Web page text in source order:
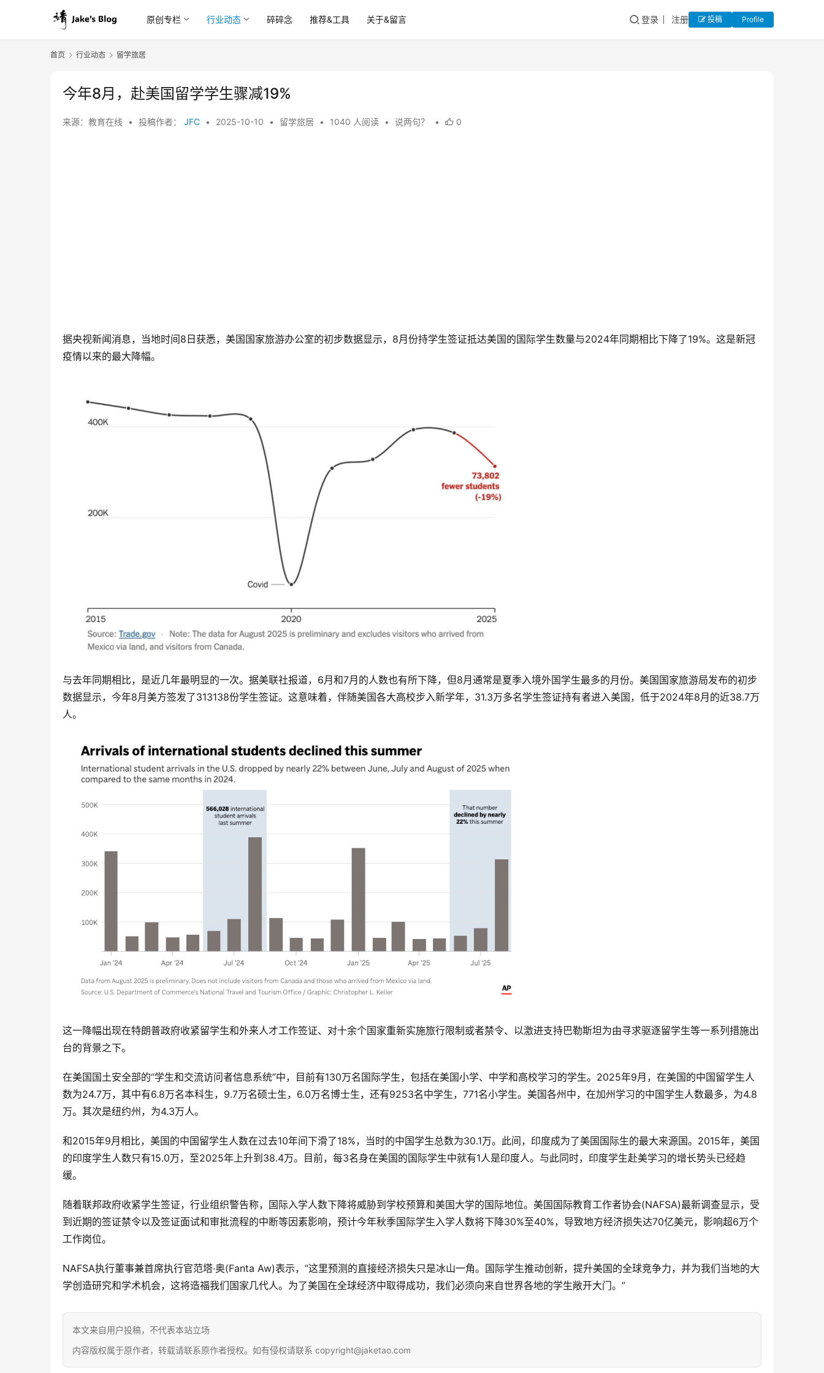
原创专栏 行业动态 碎碎念 推荐&工具 关于&留言 登录 注册 投稿 Profile
首页 行业动态 留学旅居
今年8月，赴美国留学学生骤减19%
来源：教育在线 • 投稿作者： JFC • 2025-10-10 • 留学旅居 • 1040 人阅读 • 说两句？ • 0
据央视新闻消息，当地时间8日获悉，美国国家旅游办公室的初步数据显示，8月份持学生签证抵达美国的国际学生数量与2024年同期相比下降了19%。这是新冠
疫情以来的最大降幅。
与去年同期相比，是近几年最明显的一次。据美联社报道，6月和7月的人数也有所下降，但8月通常是夏季入境外国学生最多的月份。美国国家旅游局发布的初步
数据显示，今年8月美方签发了313138份学生签证。这意味着，伴随美国各大高校步入新学年，31.3万多名学生签证持有者进入美国，低于2024年8月的近38.7万
人。
这一降幅出现在特朗普政府收紧留学生和外来人才工作签证、对十余个国家重新实施旅行限制或者禁令、以激进支持巴勒斯坦为由寻求驱逐留学生等一系列措施出
台的背景之下。
在美国国土安全部的“学生和交流访问者信息系统”中，目前有130万名国际学生，包括在美国小学、中学和高校学习的学生。2025年9月，在美国的中国留学生人
数为24.7万，其中有6.8万名本科生，9.7万名硕士生，6.0万名博士生，还有9253名中学生，771名小学生。美国各州中，在加州学习的中国学生人数最多，为4.8
万。其次是纽约州，为4.3万人。
和2015年9月相比，美国的中国留学生人数在过去10年间下滑了18%，当时的中国学生总数为30.1万。此间，印度成为了美国国际生的最大来源国。2015年，美国
的印度学生人数只有15.0万，至2025年上升到38.4万。目前，每3名身在美国的国际学生中就有1人是印度人。与此同时，印度学生赴美学习的增长势头已经趋
缓。
随着联邦政府收紧学生签证，行业组织警告称，国际入学人数下降将威胁到学校预算和美国大学的国际地位。美国国际教育工作者协会(NAFSA)最新调查显示，受
到近期的签证禁令以及签证面试和审批流程的中断等因素影响，预计今年秋季国际学生入学人数将下降30%至40%，导致地方经济损失达70亿美元，影响超6万个
工作岗位。
NAFSA执行董事兼首席执行官范塔·奥(Fanta Aw)表示，“这里预测的直接经济损失只是冰山一角。国际学生推动创新，提升美国的全球竞争力，并为我们当地的大
学创造研究和学术机会，这将造福我们国家几代人。为了美国在全球经济中取得成功，我们必须向来自世界各地的学生敞开大门。”
本文来自用户投稿，不代表本站立场
内容版权属于原作者，转载请联系原作者授权。如有侵权请联系 copyright@jaketao.com